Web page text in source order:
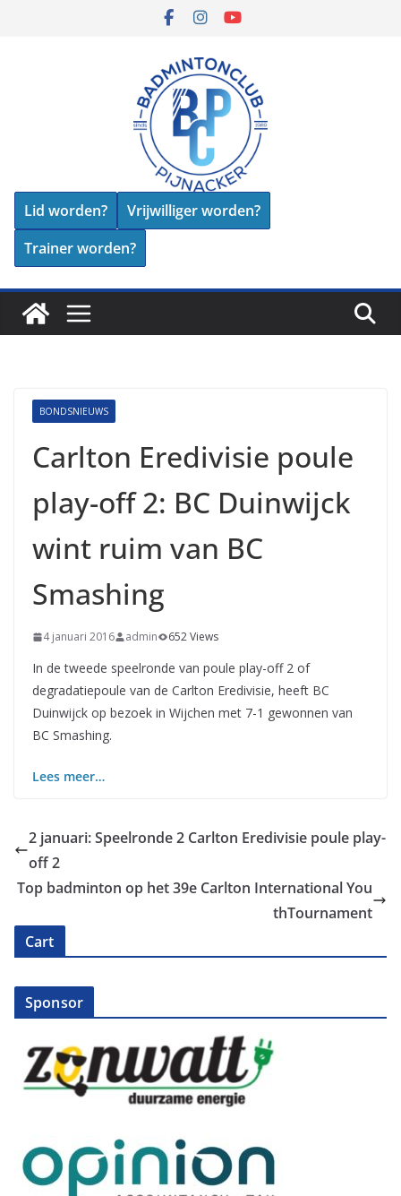
Lid worden?
Vrijwilliger worden?
Trainer worden?
BONDSNIEUWS
Carlton Eredivisie poule
play-off 2: BC Duinwijck
wint ruim van BC
Smashing
4 januari 2016 admin 652 Views
In de tweede speelronde van poule play-off 2 of
degradatiepoule van de Carlton Eredivisie, heeft BC
Duinwijck op bezoek in Wijchen met 7-1 gewonnen van
BC Smashing.
Lees meer…
2 januari: Speelronde 2 Carlton Eredivisie poule play-
off 2
Top badminton op het 39e Carlton International You
thTournament
Cart
Sponsor